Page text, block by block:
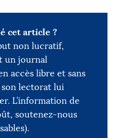
cet article ?
non lucratif,
un journal
accès libre et sans
lectorat lui
L’information de
soutenez-nous